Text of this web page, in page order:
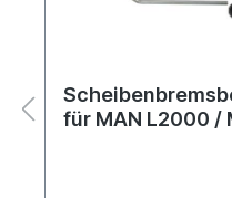
für MAN L2000 /